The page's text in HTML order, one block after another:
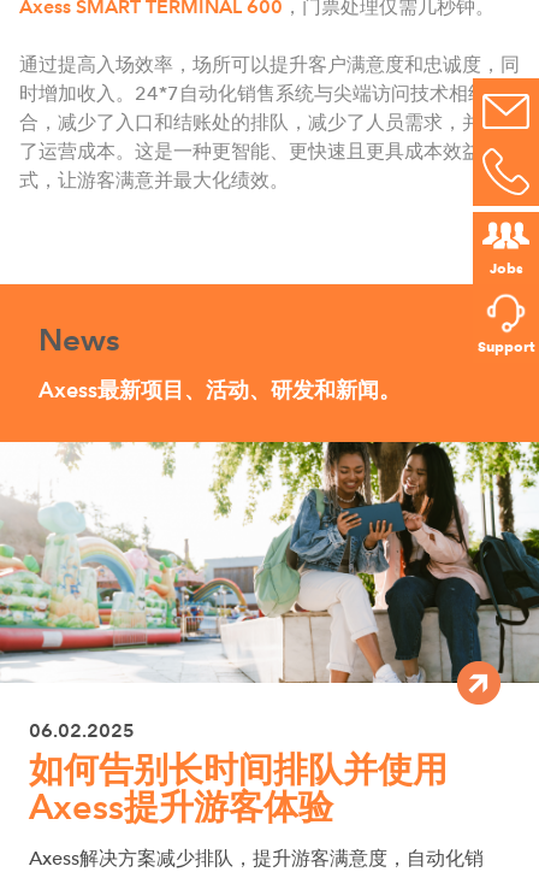
Jobs
Support
Axess SMART TERMINAL 600 ，门票处理仅需几秒钟。
通过提高入场效率，场所可以提升客户满意度和忠诚度，同
时增加收入。24*7自动化销售系统与尖端访问技术相结
合，减少了入口和结账处的排队，减少了人员需求，并降低
了运营成本。这是一种更智能、更快速且更具成本效益的方
式，让游客满意并最大化绩效。
News
Axess最新项目、活动、研发和新闻。
06.02.2025
如何告别长时间排队并使用
Axess提升游客体验
Axess解决方案减少排队，提升游客满意度，自动化销